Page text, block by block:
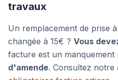
travaux
Un remplacement de prise
changée à 15€ ? Vous
facture est un manquement
d'amende. Consultez notre